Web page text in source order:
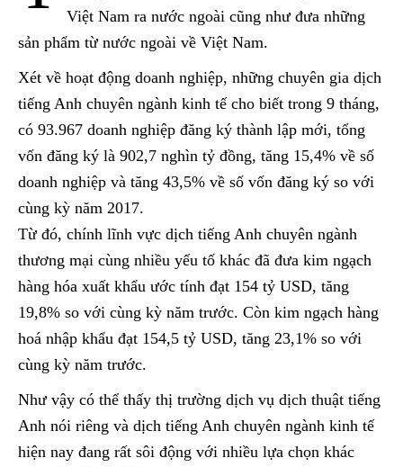
Việt Nam ra nước ngoài cũng như đưa những
sản phẩm từ nước ngoài về Việt Nam.
Xét về hoạt động doanh nghiệp, những chuyên gia dịch
tiếng Anh chuyên ngành kinh tế cho biết trong 9 tháng,
có 93.967 doanh nghiệp đăng ký thành lập mới, tổng
vốn đăng ký là 902,7 nghìn tỷ đồng, tăng 15,4% về số
doanh nghiệp và tăng 43,5% về số vốn đăng ký so với
cùng kỳ năm 2017.
Từ đó, chính lĩnh vực dịch tiếng Anh chuyên ngành
thương mại cùng nhiều yếu tố khác đã đưa kim ngạch
hàng hóa xuất khẩu ước tính đạt 154 tỷ USD, tăng
19,8% so với cùng kỳ năm trước. Còn kim ngạch hàng
hoá nhập khẩu đạt 154,5 tỷ USD, tăng 23,1% so với
cùng kỳ năm trước.
Như vậy có thể thấy thị trường dịch vụ dịch thuật tiếng
Anh nói riêng và dịch tiếng Anh chuyên ngành kinh tế
hiện nay đang rất sôi động với nhiều lựa chọn khác